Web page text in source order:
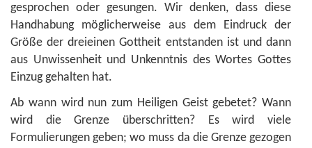
gesprochen oder gesungen. Wir denken, dass diese
Handhabung möglicherweise aus dem Eindruck der
Größe der dreieinen Gottheit entstanden ist und dann
aus Unwissenheit und Unkenntnis des Wortes Gottes
Einzug gehalten hat.
Ab wann wird nun zum Heiligen Geist gebetet? Wann
wird die Grenze überschritten? Es wird viele
Formulierungen geben; wo muss da die Grenze gezogen